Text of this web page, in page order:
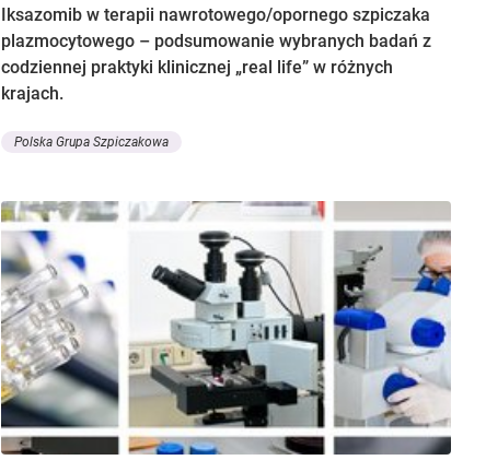
Iksazomib w terapii nawrotowego/opornego szpiczaka
plazmocytowego – podsumowanie wybranych badań z
codziennej praktyki klinicznej „real life” w różnych
krajach.
Polska Grupa Szpiczakowa